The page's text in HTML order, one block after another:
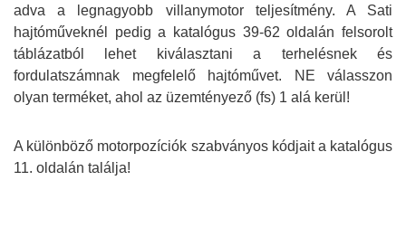
adva a legnagyobb villanymotor teljesítmény. A Sati
hajtóműveknél pedig a katalógus 39-62 oldalán felsorolt
táblázatból lehet kiválasztani a terhelésnek és
fordulatszámnak megfelelő hajtóművet. NE válasszon
olyan terméket, ahol az üzemtényező (fs) 1 alá kerül!
A különböző motorpozíciók szabványos kódjait a katalógus
11. oldalán találja!